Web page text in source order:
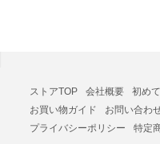
ストアTOP 会社概要 初め
お買い物ガイド
お問い合わ
プライバシーポリシー
特定